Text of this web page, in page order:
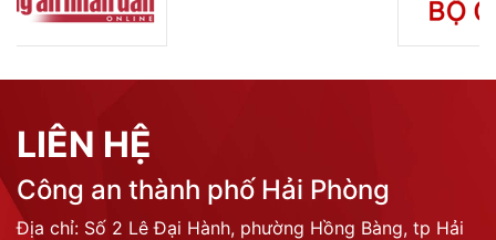
LIÊN HỆ
Công an thành phố Hải Phòng
Địa chỉ: Số 2 Lê Đại Hành, phường Hồng Bàng, tp Hải